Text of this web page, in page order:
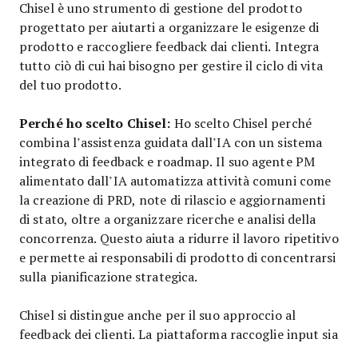
Chisel è uno strumento di gestione del prodotto
progettato per aiutarti a organizzare le esigenze di
prodotto e raccogliere feedback dai clienti. Integra
tutto ciò di cui hai bisogno per gestire il ciclo di vita
del tuo prodotto.
Perché ho scelto Chisel: Ho scelto Chisel perché
combina l’assistenza guidata dall’IA con un sistema
integrato di feedback e roadmap. Il suo agente PM
alimentato dall’IA automatizza attività comuni come
la creazione di PRD, note di rilascio e aggiornamenti
di stato, oltre a organizzare ricerche e analisi della
concorrenza. Questo aiuta a ridurre il lavoro ripetitivo
e permette ai responsabili di prodotto di concentrarsi
sulla pianificazione strategica.
Chisel si distingue anche per il suo approccio al
feedback dei clienti. La piattaforma raccoglie input sia